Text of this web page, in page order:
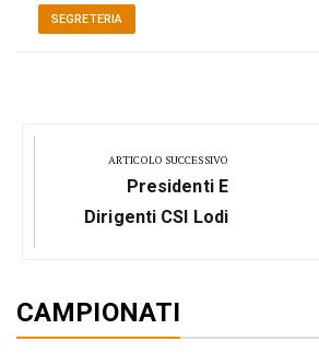
SEGRETERIA
articoliARTICOLO SUCCESSIVO
Next
Post:
Presidenti E
Dirigenti CSI Lodi
CAMPIONATI